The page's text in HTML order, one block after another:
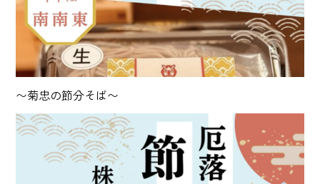
〜菊忠の節分そば〜